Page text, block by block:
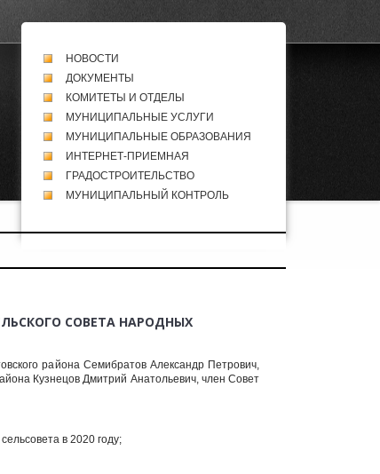
НОВОСТИ
ДОКУМЕНТЫ
КОМИТЕТЫ И ОТДЕЛЫ
МУНИЦИПАЛЬНЫЕ УСЛУГИ
МУНИЦИПАЛЬНЫЕ ОБРАЗОВАНИЯ
ИНТЕРНЕТ-ПРИЕМНАЯ
ГРАДОСТРОИТЕЛЬСТВО
МУНИЦИПАЛЬНЫЙ КОНТРОЛЬ
СОВЕТА НАРОДНЫХ
района Семибратов Александр Петрович,
Кузнецов Дмитрий Анатольевич, член Совет
в 2020 году;